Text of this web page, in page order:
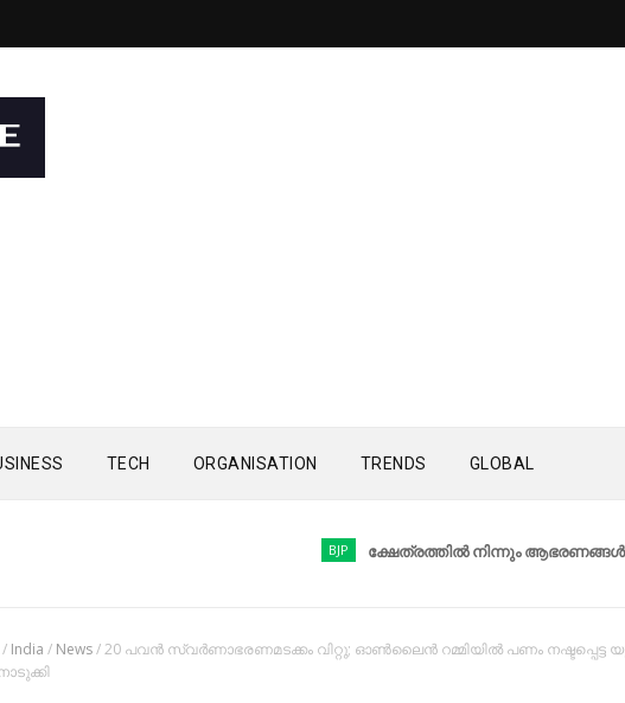
TECH ORGANISATION TRENDS GLOBAL
ക്ഷേത്രത്തിൽ നിന്നും ആഭരണങ്ങൾ കവർന്നു;
/ India / News/20 പവൻ സ്വർണാഭരണമടക്കം വിറ്റു; ഓൺലൈൻ റമ്മിയിൽ പണം നഷ്ടപ്പെട്ട